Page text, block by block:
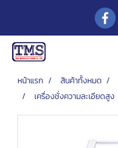
หน้าแรก สินค้าทั้งหมด
เครื่องชั่งความละเอียดสูง